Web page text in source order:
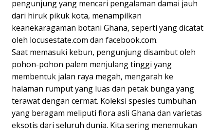
pengunjung yang mencari pengalaman damai jauh
dari hiruk pikuk kota, menampilkan
keanekaragaman botani Ghana, seperti yang dicatat
oleh locusestate.com dan facebook.com.
Saat memasuki kebun, pengunjung disambut oleh
pohon-pohon palem menjulang tinggi yang
membentuk jalan raya megah, mengarah ke
halaman rumput yang luas dan petak bunga yang
terawat dengan cermat. Koleksi spesies tumbuhan
yang beragam meliputi flora asli Ghana dan varietas
eksotis dari seluruh dunia. Kita sering menemukan